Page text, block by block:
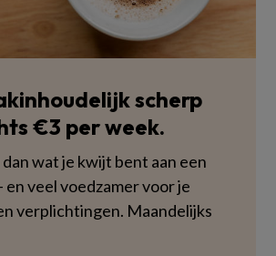
scherp
€3 per week.
wat je kwijt bent aan een
veel voedzamer voor je
verplichtingen. Maandelijks